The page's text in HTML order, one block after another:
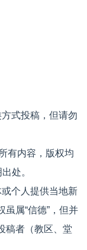
式投稿，但请勿
有内容，版权均
处。
个人提供当地新
属“信德”，但并
稿者（教区、堂